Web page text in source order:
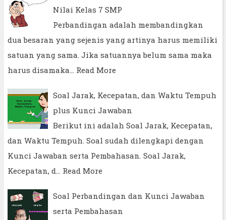
Nilai Kelas 7 SMP
Perbandingan adalah membandingkan
dua besaran yang sejenis yang artinya harus memiliki
satuan yang sama. Jika satuannya belum sama maka
harus disamaka…
Read More
Soal Jarak, Kecepatan, dan Waktu Tempuh
plus Kunci Jawaban
Berikut ini adalah Soal Jarak, Kecepatan,
dan Waktu Tempuh. Soal sudah dilengkapi dengan
Kunci Jawaban serta Pembahasan. Soal Jarak,
Kecepatan, d…
Read More
Soal Perbandingan dan Kunci Jawaban
serta Pembahasan